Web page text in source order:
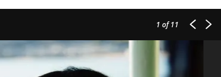
1 of 11